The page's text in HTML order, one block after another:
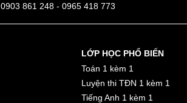
0903 861 248 - 0965 418 773
LỚP HỌC PHỔ BIẾN
Toán 1 kèm 1
Luyện thi TĐN 1 kèm 1
Tiếng Anh 1 kèm 1